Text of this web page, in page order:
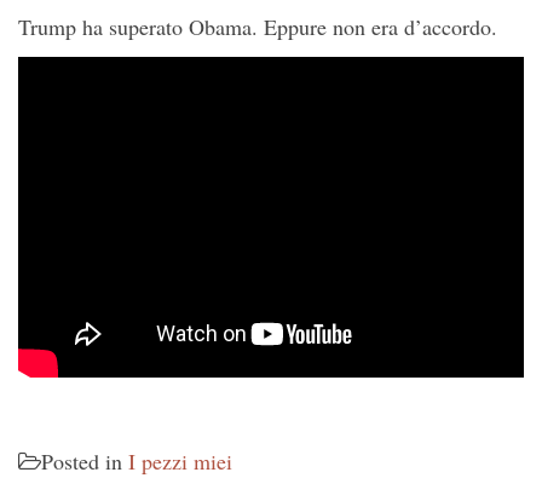
Trump ha superato Obama. Eppure non era d’accordo.
Posted in I pezzi miei